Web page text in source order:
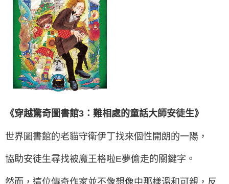
《穿越驚奇圖書館3：難相處的童話大師安徒生》
世界圖書館的老貓守衛伊丁找來個性開朗的一陽，
協助安徒生尋找被魔王格啦E夢偷走的關鍵字。
然而，這位傳奇作家並不像想像中那樣溫和可親，反